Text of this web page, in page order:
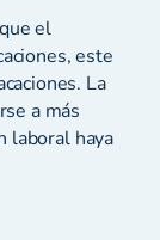
el
este
La
a más
laboral haya